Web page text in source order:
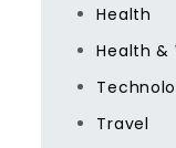
Health
Health &
Travel